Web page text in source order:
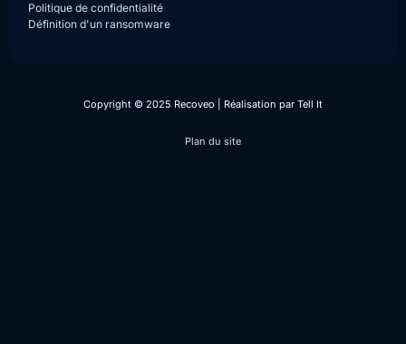
Politique de confidentialité
Définition d'un ransomware
Copyright © 2025 Recoveo | Réalisation par Tell It
Plan du site